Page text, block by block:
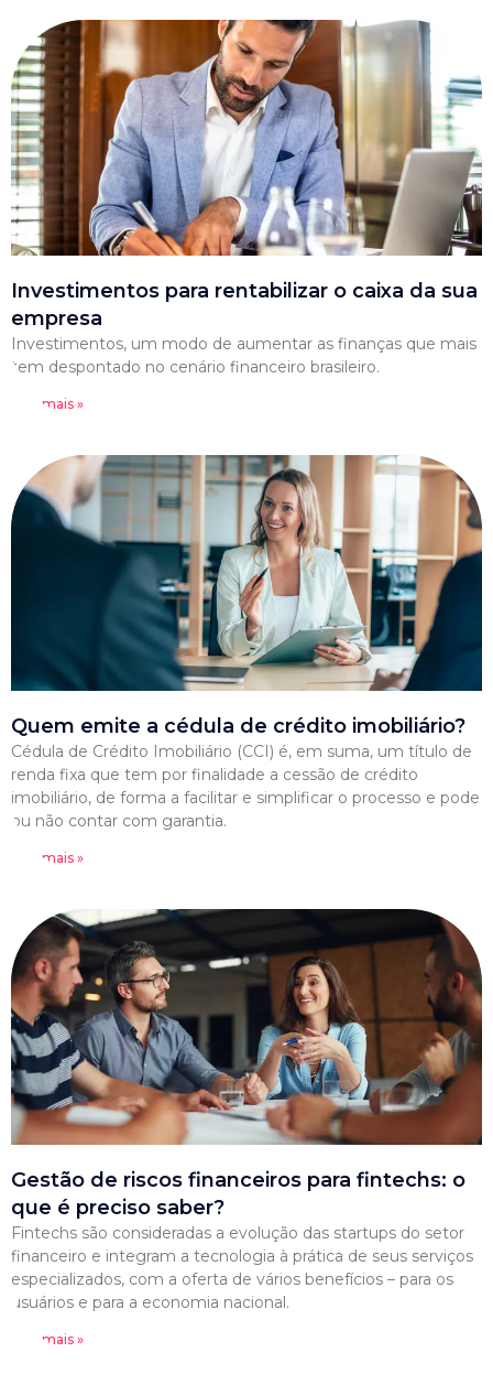
Investimentos para rentabilizar o caixa da sua
empresa
Investimentos, um modo de aumentar as finanças que mais
tem despontado no cenário financeiro brasileiro.
Leia mais »
Quem emite a cédula de crédito imobiliário?
Cédula de Crédito Imobiliário (CCI) é, em suma, um título de
renda fixa que tem por finalidade a cessão de crédito
imobiliário, de forma a facilitar e simplificar o processo e pode
ou não contar com garantia.
Leia mais »
Gestão de riscos financeiros para fintechs: o
que é preciso saber?
Fintechs são consideradas a evolução das startups do setor
financeiro e integram a tecnologia à prática de seus serviços
especializados, com a oferta de vários benefícios – para os
usuários e para a economia nacional.
Leia mais »